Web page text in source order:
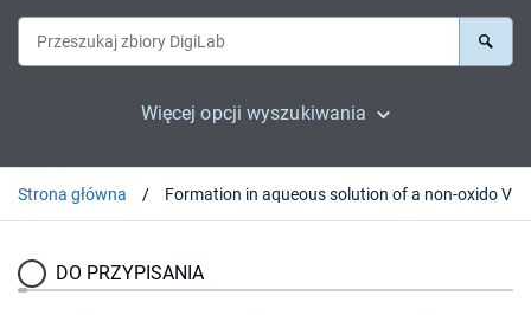
Więcej opcji wyszukiwania
Strona główna
DO PRZYPISANIA